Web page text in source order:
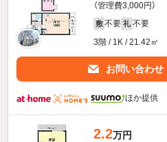
（管理費3,000円）
敷 不要 礼 不要
3階 / 1K / 21.42㎡
お問い合わせ
ほか提供
2.2万円